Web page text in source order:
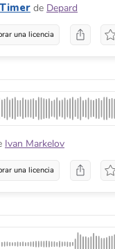
de Depard
una licencia
Ivan Markelov
una licencia